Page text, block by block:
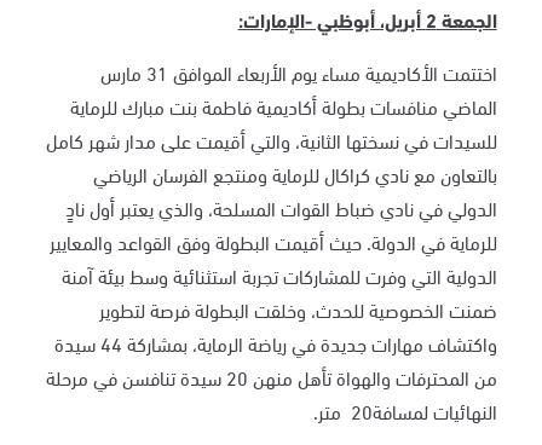
الجمعة 2 أبريل، أبوظبي -الإمارات:
اختتمت الأكاديمية مساء يوم الأربعاء الموافق 31 مارس
الماضي منافسات بطولة أكاديمية فاطمة بنت مبارك للرماية
للسيدات في نسختها الثانية، والتي أقيمت على مدار شهر كامل
بالتعاون مع نادي كراكال للرماية ومنتجع الفرسان الرياضي
الدولي في نادي ضباط القوات المسلحة، والذي يعتبر أول نادٍ
للرماية في الدولة. حيث أقيمت البطولة وفق القواعد والمعايير
الدولية التي وفرت للمشاركات تجربة استثنائية وسط بيئة آمنة
ضمنت الخصوصية للحدث، وخلقت البطولة فرصة لتطوير
واكتشاف مهارات جديدة في رياضة الرماية، بمشاركة 44 سيدة
من المحترفات والهواة تأهل منهن20سيدة تنافسن في مرحلة
النهائيات لمسافة20 متر.